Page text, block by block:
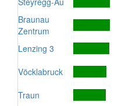
Braunau
Zentrum
Lenzing 3
Vöcklabruck
Traun